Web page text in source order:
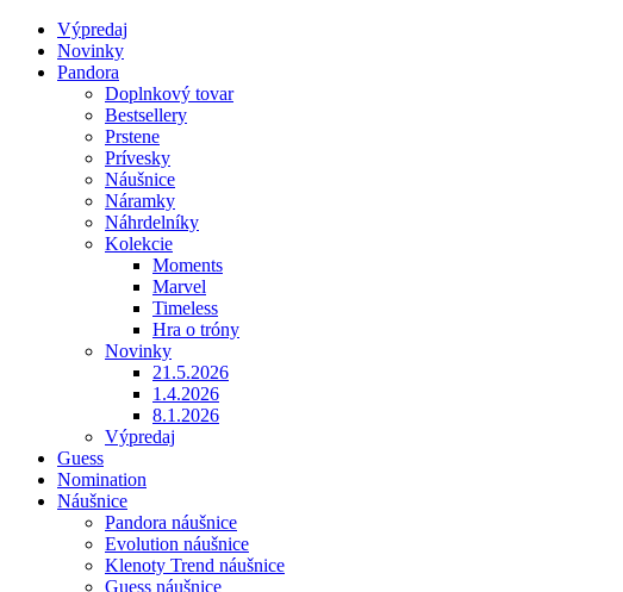
Výpredaj
Novinky
Pandora
Doplnkový tovar
Bestsellery
Prstene
Prívesky
Náušnice
Náramky
Náhrdelníky
Kolekcie
Moments
Marvel
Timeless
Hra o tróny
Novinky
21.5.2026
1.4.2026
8.1.2026
Výpredaj
Guess
Nomination
Náušnice
Pandora náušnice
Evolution náušnice
Klenoty Trend náušnice
Guess náušnice